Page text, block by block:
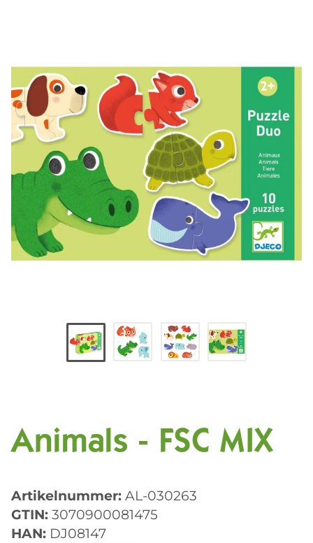
Animals - FSC MIX
Artikelnummer: AL-030263
GTIN: 3070900081475
HAN: DJ08147